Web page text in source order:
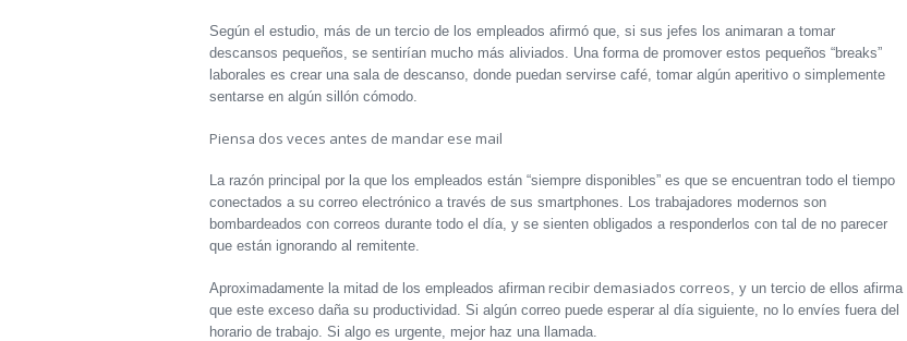
Según el estudio, más de un tercio de los empleados afirmó que, si sus jefes los animaran a tomar
descansos pequeños, se sentirían mucho más aliviados. Una forma de promover estos pequeños “breaks”
laborales es crear una sala de descanso, donde puedan servirse café, tomar algún aperitivo o simplemente
sentarse en algún sillón cómodo.
Piensa dos veces antes de mandar ese mail
La razón principal por la que los empleados están “siempre disponibles” es que se encuentran todo el tiempo
conectados a su correo electrónico a través de sus smartphones. Los trabajadores modernos son
bombardeados con correos durante todo el día, y se sienten obligados a responderlos con tal de no parecer
que están ignorando al remitente.
Aproximadamente la mitad de los empleados afirman recibir demasiados correos, y un tercio de ellos afirma
que este exceso daña su productividad. Si algún correo puede esperar al día siguiente, no lo envíes fuera del
horario de trabajo. Si algo es urgente, mejor haz una llamada.